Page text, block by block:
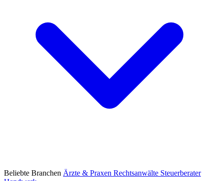
Beliebte Branchen Ärzte & Praxen Rechtsanwälte Steuerberater